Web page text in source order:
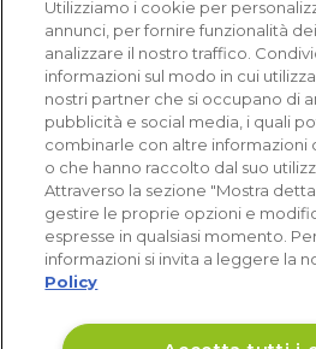
Acquisti verificati
Utilizziamo i cookie per
annunci, per fornire funzionalità
analizzare il nostro traffico.
informazioni sul modo in cui
nostri partner che si occupano di
pubblicità e social media, i quali
combinarle con altre informazioni
o che hanno raccolto dal suo
Attraverso la sezione "Mostra
gestire le proprie opzioni e
espresse in qualsiasi momento.
informazioni si invita a leggere la
Policy